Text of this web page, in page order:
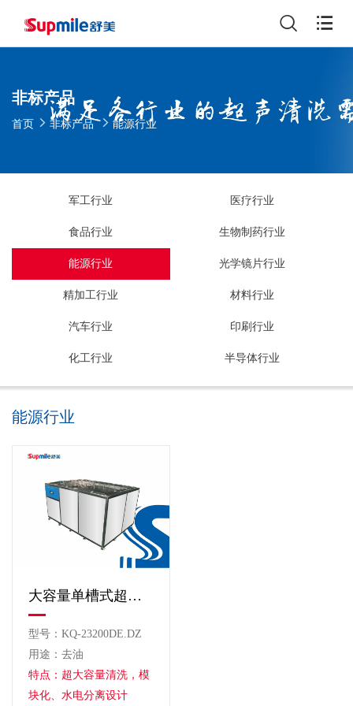
非标产品
首页 非标产品 能源行业
军工行业 医疗行业
食品行业 生物制药行业
能源行业 光学镜片行业
精加工行业 材料行业
汽车行业 印刷行业
化工行业 半导体行业
能源行业
大容量单槽式超声波清洗机
型号：KQ-23200DE.DZ
用途：去油
特点：超大容量清洗，模
块化、水电分离设计